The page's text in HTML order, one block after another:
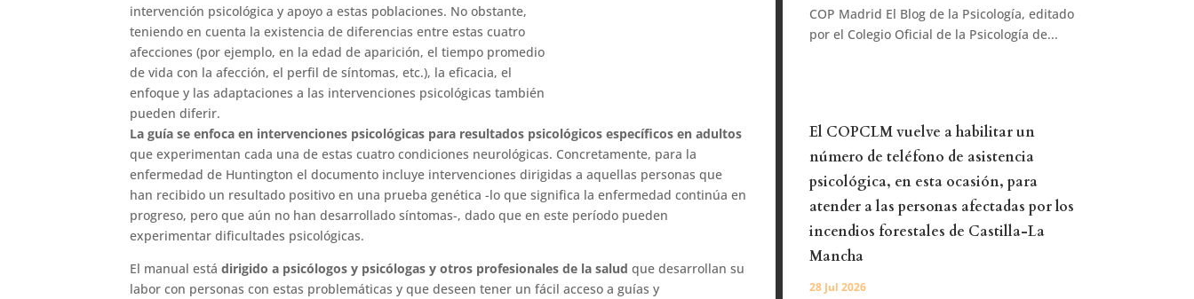
intervención psicológica y apoyo a estas poblaciones. No obstante,
teniendo en cuenta la existencia de diferencias entre estas cuatro
afecciones (por ejemplo, en la edad de aparición, el tiempo promedio
de vida con la afección, el perfil de síntomas, etc.), la eficacia, el
enfoque y las adaptaciones a las intervenciones psicológicas también
pueden diferir.
La guía se enfoca en intervenciones psicológicas para resultados psicológicos específicos en adultos
que experimentan cada una de estas cuatro condiciones neurológicas. Concretamente, para la
enfermedad de Huntington el documento incluye intervenciones dirigidas a aquellas personas que
han recibido un resultado positivo en una prueba genética -lo que significa la enfermedad continúa en
progreso, pero que aún no han desarrollado síntomas-, dado que en este período pueden
experimentar dificultades psicológicas.
El manual estádirigido a psicólogos y psicólogas y otros profesionales de la saludque desarrollan su
labor con personas con estas problemáticas y que deseen tener un fácil acceso a guías y
COP Madrid El Blog de la Psicología, editado
por el Colegio Oficial de la Psicología de...
El COPCLM vuelve a habilitar un
número de teléfono de asistencia
psicológica, en esta ocasión, para
atender a las personas afectadas por los
incendios forestales de Castilla-La
Mancha
28 Jul 2026